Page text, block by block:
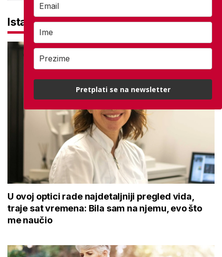
Istaknuto
U ovoj optici rade najdetaljniji pregled vida,
traje sat vremena: Bila sam na njemu, evo što
me naučio
Pretplati se na newsletter